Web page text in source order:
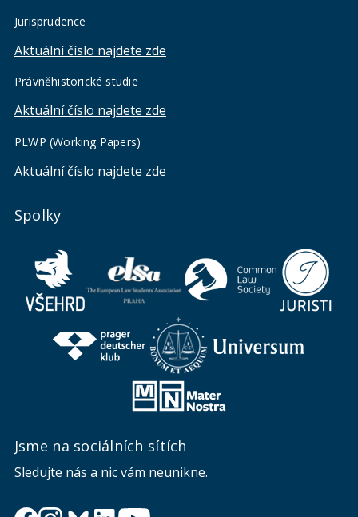
Jurisprudence
Aktuální číslo najdete zde
Právněhistorické studie
Aktuální číslo najdete zde
PLWP (Working Papers)
Aktuální číslo najdete zde
Spolky
Jsme na sociálních sítích
Sledujte nás a nic vám neunikne.